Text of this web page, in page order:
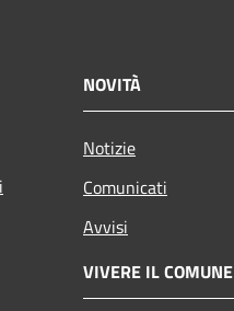
NOVITÀ
Notizie
Comunicati
Avvisi
VIVERE IL COMUNE